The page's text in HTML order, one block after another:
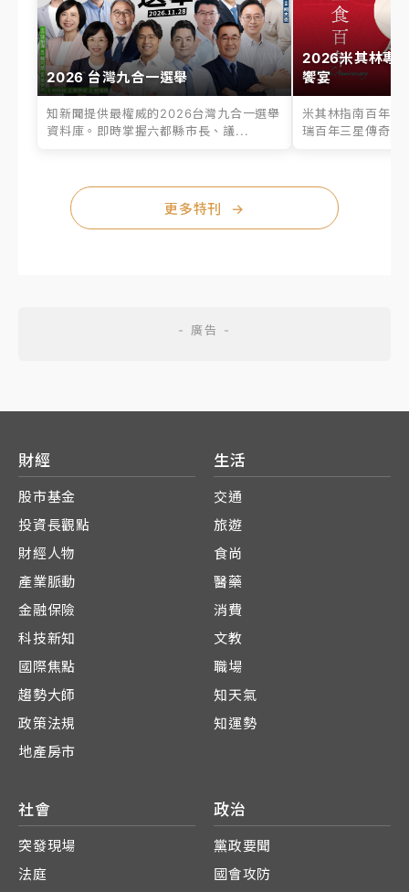
2026 台灣九合一選舉
知新聞提供最權威的2026台灣九合一選舉
資料庫。即時掌握六都縣市長、議...
2026米其林專
饗宴
米其林指南百年之
瑞百年三星傳奇、
更多特刊 →
財經
股市基金
投資長觀點
財經人物
產業脈動
金融保險
科技新知
國際焦點
趨勢大師
政策法規
地產房市
生活
交通
旅遊
食尚
醫藥
消費
文教
職場
知天氣
知運勢
社會
突發現場
法庭
政治
黨政要聞
國會攻防